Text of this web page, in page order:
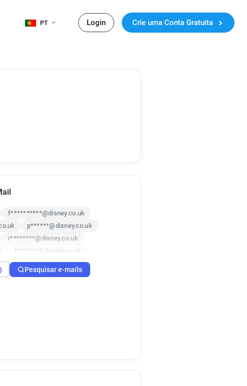
PT Login Crie uma Conta Gratuita
f**********@disney.co.uk
p******@disney.co.uk
r********@disney.co.uk
t*******@disney.co.uk
w******@disney.co.uk
v******@disney.co.uk
Pesquisar e-mails